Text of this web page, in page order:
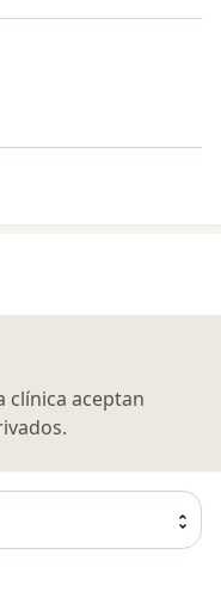
clínica aceptan